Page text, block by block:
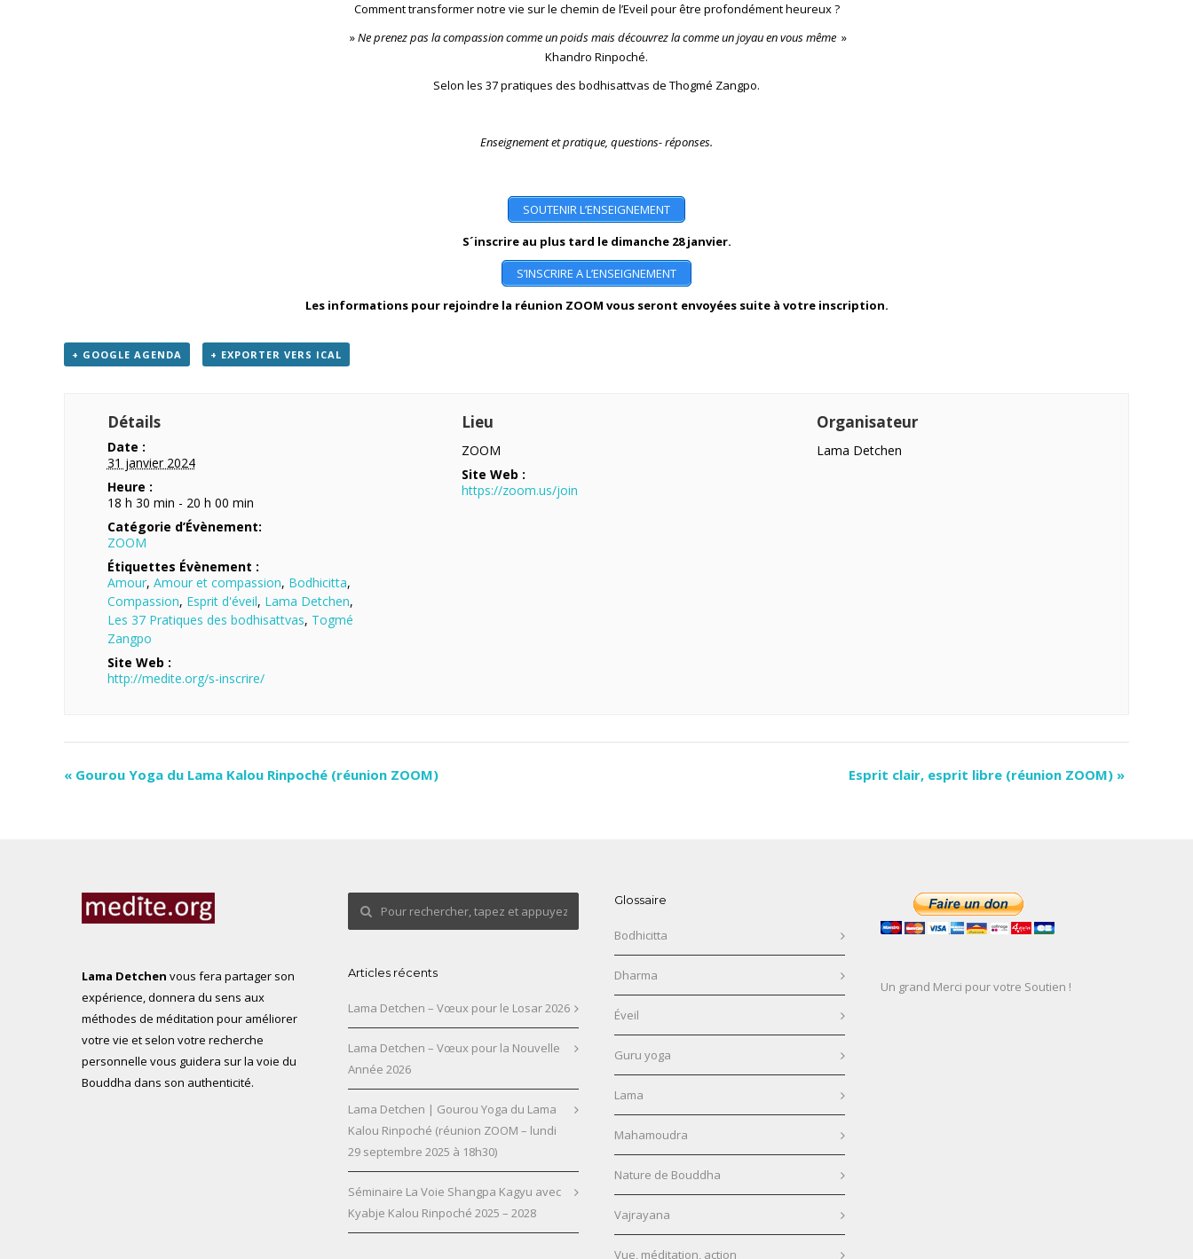
Comment transformer notre vie sur le chemin de l’Eveil pour être profondément heureux ?
»Ne prenez pas la compassion comme un poids mais découvrez la comme un joyau en vous même»
Khandro Rinpoché.
Selon les 37 pratiques des bodhisattvas de Thogmé Zangpo.
Enseignement et pratique, questions- réponses.
SOUTENIR L’ENSEIGNEMENT
S´inscrire au plus tard le dimanche 28 janvier.
S’INSCRIRE A L’ENSEIGNEMENT
Les informations pour rejoindre la réunion ZOOM vous seront envoyées suite à votre inscription.
+ GOOGLE AGENDA + EXPORTER VERS ICAL
Détails
Date :
31 janvier 2024
Heure :
18 h 30 min - 20 h 00 min
Catégorie d’Évènement:
ZOOM
Étiquettes Évènement :
Amour, Amour et compassion, Bodhicitta,
Compassion, Esprit d'éveil, Lama Detchen,
Les 37 Pratiques des bodhisattvas, Togmé
Zangpo
Site Web :
http://medite.org/s-inscrire/
Lieu
ZOOM
Site Web :
https://zoom.us/join
Organisateur
Lama Detchen
« Gourou Yoga du Lama Kalou Rinpoché (réunion ZOOM) Esprit clair, esprit libre (réunion ZOOM) »
Lama Detchen vous fera partager son
expérience, donnera du sens aux
méthodes de méditation pour améliorer
votre vie et selon votre recherche
personnelle vous guidera sur la voie du
Bouddha dans son authenticité.
Articles récents
Lama Detchen – Vœux pour le Losar 2026
Lama Detchen – Vœux pour la Nouvelle
Année 2026
Lama Detchen | Gourou Yoga du Lama
Kalou Rinpoché (réunion ZOOM – lundi
29 septembre 2025 à 18h30)
Séminaire La Voie Shangpa Kagyu avec
Kyabje Kalou Rinpoché 2025 – 2028
Glossaire
Bodhicitta
Dharma
Éveil
Guru yoga
Lama
Mahamoudra
Nature de Bouddha
Vajrayana
Vue, méditation, action
Un grand Merci pour votre Soutien !